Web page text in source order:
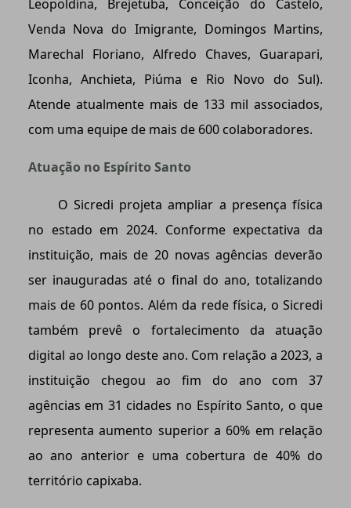
Leopoldina, Brejetuba, Conceição do Castelo,
Venda Nova do Imigrante, Domingos Martins,
Marechal Floriano, Alfredo Chaves, Guarapari,
Iconha, Anchieta, Piúma e Rio Novo do Sul).
Atende atualmente mais de 133 mil associados,
com uma equipe de mais de 600 colaboradores.
Atuação no Espírito Santo
O Sicredi projeta ampliar a presença física
no estado em 2024. Conforme expectativa da
instituição, mais de 20 novas agências deverão
ser inauguradas até o final do ano, totalizando
mais de 60 pontos. Além da rede física, o Sicredi
também prevê o fortalecimento da atuação
digital ao longo deste ano. Com relação a 2023, a
instituição chegou ao fim do ano com 37
agências em 31 cidades no Espírito Santo, o que
representa aumento superior a 60% em relação
ao ano anterior e uma cobertura de 40% do
território capixaba.